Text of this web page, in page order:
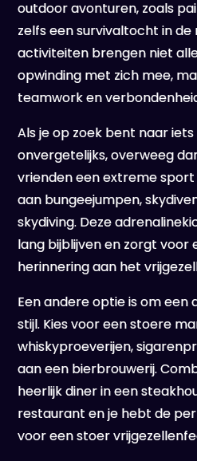
outdoor avonturen, zoals
zelfs een survivaltocht in de
activiteiten brengen niet
opwinding met zich mee,
teamwork en
Als je op zoek bent naar iets
onvergetelijks, overweeg
vrienden een extreme
aan bungeejumpen,
skydiving. Deze
lang bijblijven en zorgt voor
herinnering aan het
Een andere optie is om een
stijl. Kies voor een stoere
whiskyproeverijen,
aan een bierbrouwerij.
heerlijk diner in een
restaurant en je hebt de
voor een stoer